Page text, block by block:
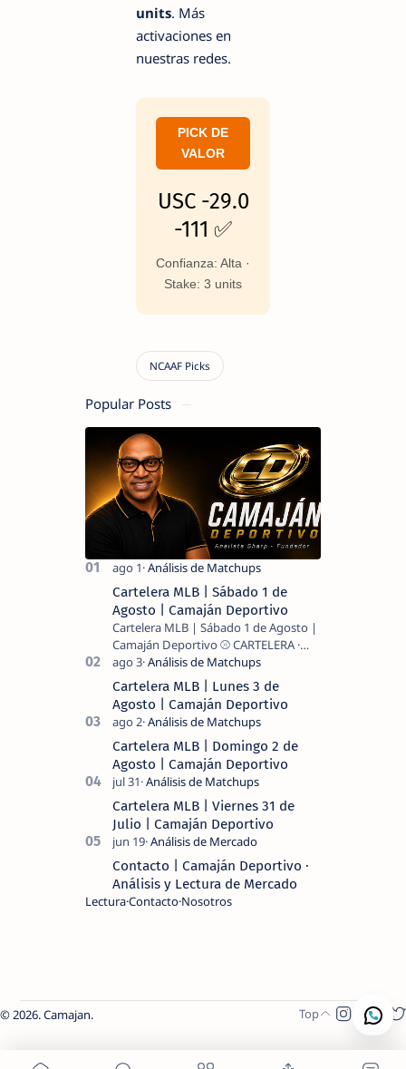
units. Más
activaciones en
nuestras redes.
PICK DE
VALOR
USC -29.0
-111 ✅
Confianza: Alta ·
Stake: 3 units
Popular Posts
Cartelera MLB | Sábado 1 de
Agosto | Camaján Deportivo
Cartelera MLB | Sábado 1 de Agosto |
Camaján Deportivo ⚾ CARTELERA ·
Cartelera MLB | Lunes 3 de
Agosto | Camaján Deportivo
Cartelera MLB | Domingo 2 de
Agosto | Camaján Deportivo
Cartelera MLB | Viernes 31 de
Julio | Camaján Deportivo
Contacto | Camaján Deportivo ·
Análisis y Lectura de Mercado
LecturaContacto Nosotros
2026.Camajan.